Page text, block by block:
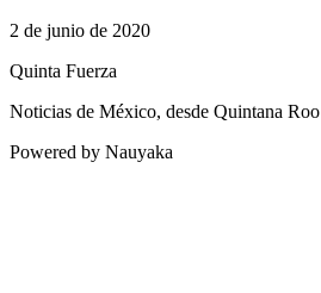
2 de junio de 2020
Quinta Fuerza
Noticias de México, desde Quintana Roo
Powered by Nauyaka